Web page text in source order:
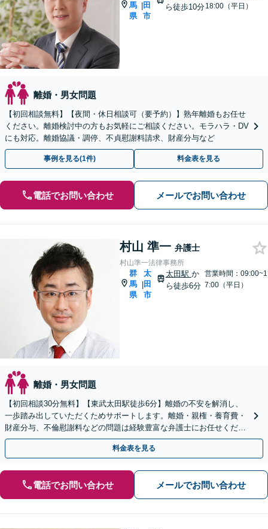
馬
県
|田
市
ら徒歩10分18:00（平日）
離婚・男女問題
【初回相談無料】【夜間・休日相談可（要予約）】熟年離婚もお任せ
ください。離婚検討中の方もお気軽にご相談ください。モラハラ・DV
にも対応。離婚協議・調停、不貞慰謝料請求、財産分与など
事例を見る(1件) 料金表を見る
電話でお問い合わせ メールでお問い合わせ
村山 準一 弁護士
村山準一法律事務所
群
馬
県
|
太
田
市
太田駅 か
ら徒歩6分
営業時間：09:00~1
7:00（平日）
離婚・男女問題
【初回相談30分無料】【東武太田駅徒歩6分】離婚の不安を解消し、
一歩踏み出していただくためサポートします。離婚・親権・養育費・
財産分与、不倫慰謝料などの問題は経験豊富な弁護士にお任せくださ
い。熟年離婚も対応。
料金表を見る
電話でお問い合わせ メールでお問い合わせ